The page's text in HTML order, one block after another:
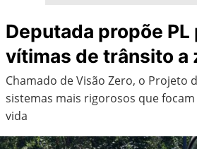
Deputada propõe
vítimas de trânsito a
Chamado de Visão Zero, o Projeto
sistemas mais rigorosos que
vida